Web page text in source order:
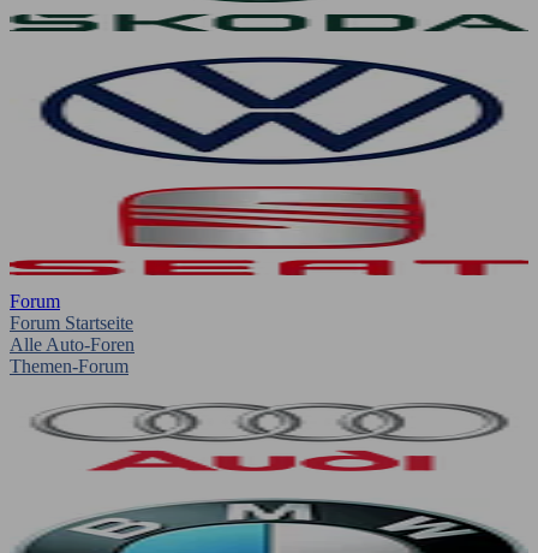
Forum
Forum Startseite
Alle Auto-Foren
Themen-Forum